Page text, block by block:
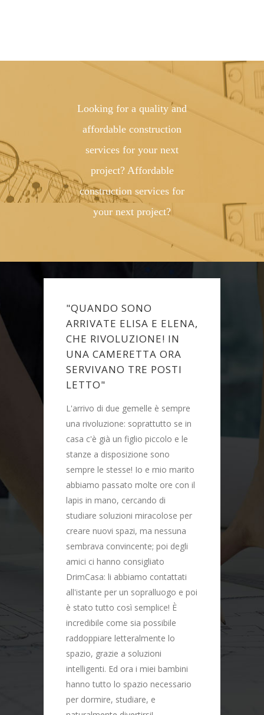
Looking for a quality and
affordable construction
services for your next
project? Affordable
construction services for
your next project?
ELISA E ELENA,
IN
ORA
TRE POSTI
due gemelle è sempre
soprattutto se in
già un figlio piccolo e le
disposizione sono
stesse! Io e mio marito
passato molte ore con il
cercando di
miracolose per
spazi, ma nessuna
convincente; poi degli
consigliato
li abbiamo contattati
per un sopralluogo e poi
così semplice! È
come sia possibile
letteralmente lo
Ed ora i miei bambini
lo spazio necessario
CUSCINI
COSÌ DRIMCASA HA
ACCOGLIENTE LA
CASA DA SINGLE."
all'estero, restando via a
anche un mese di fila;
poco tempo per
casa, soprattutto delle
alle quali però tengo
mia casa, un vero e
da single, era completa
spoglia: ed ogni volta che
da una trasferta mi
tristezza, così, senza
tappeti. Gli home stylist di
DrimCasa hanno fatto un
egregio: copriletto e tende
coordinate in camera da
cuscini per il divano e
tinta per la zona giorno.
ad un tendaggio esterno,
poter sfruttare la terrazza